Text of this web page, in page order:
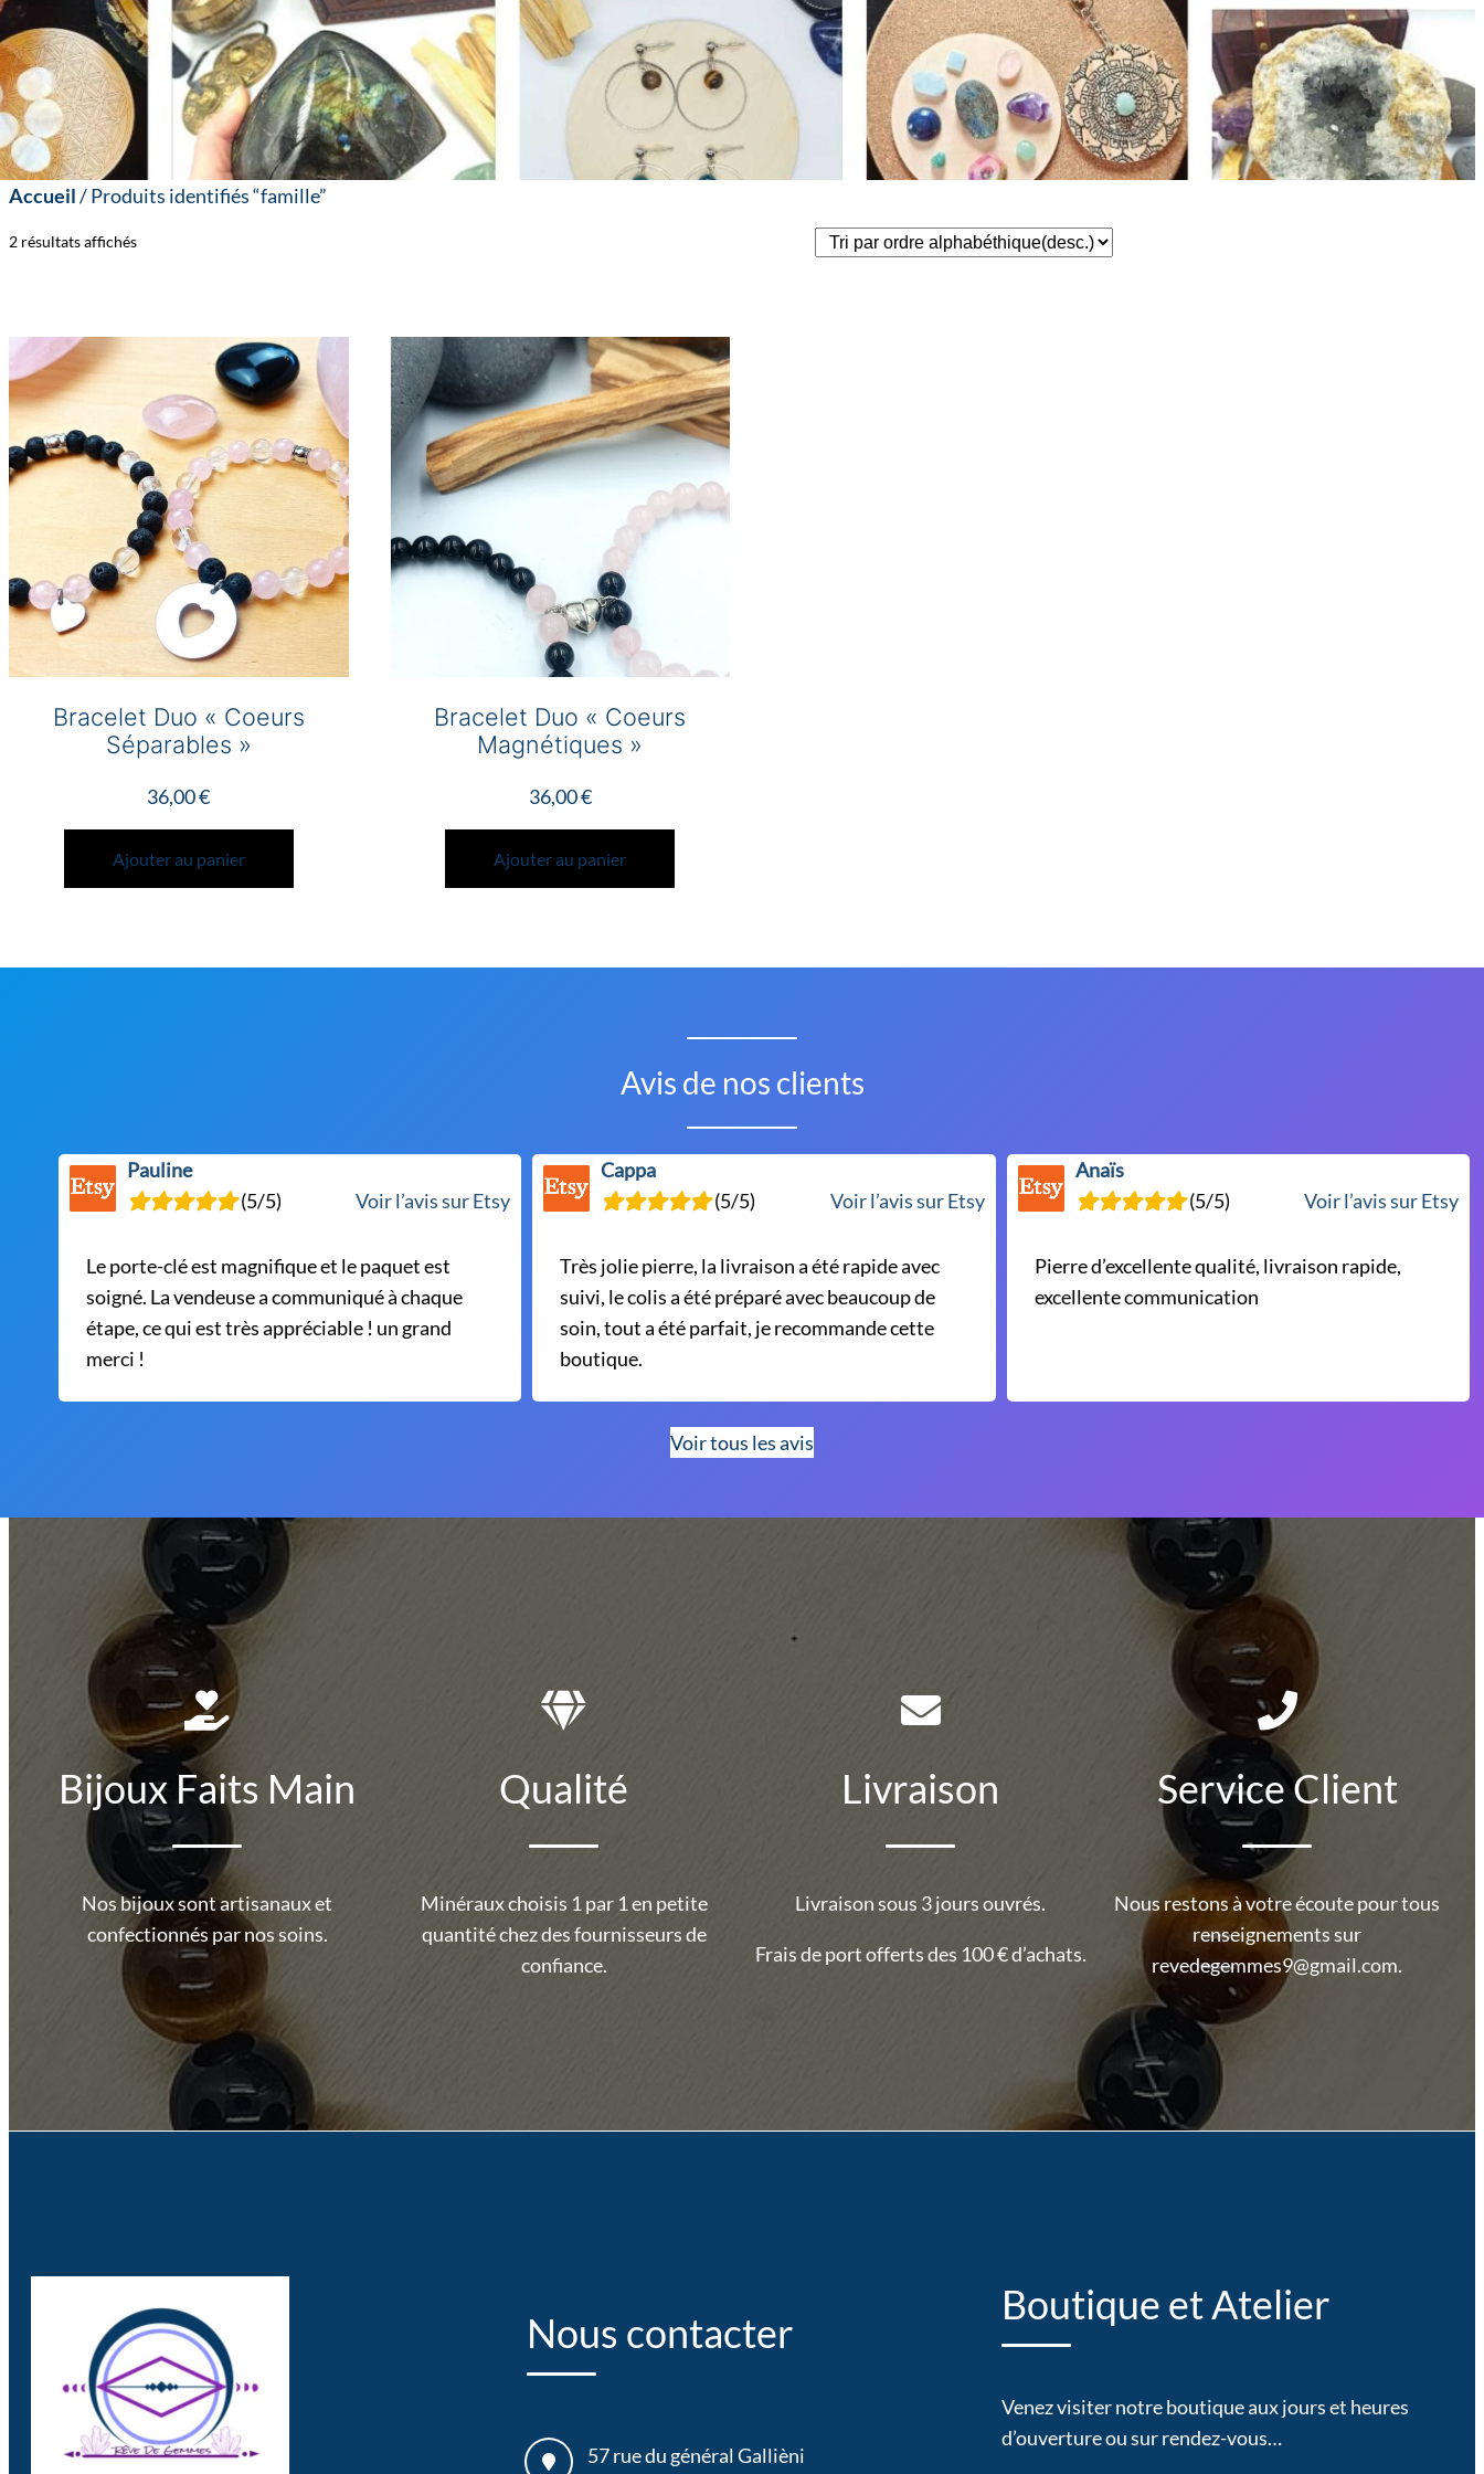
Accueil/ Produits identifiés “famille”
2 résultats affichés
Bracelet Duo « Coeurs
Séparables »
36,00€
Ajouter au panier
Bracelet Duo « Coeurs
Magnétiques »
36,00€
Ajouter au panier
Avis de nos clients
Pauline
(5/5)
Voir l’avis sur Etsy
Le porte-clé est magnifique et le paquet est
soigné. La vendeuse a communiqué à chaque
étape, ce qui est très appréciable ! un grand
merci !
Cappa
(5/5)
Voir l’avis sur Etsy
Très jolie pierre, la livraison a été rapide avec
suivi, le colis a été préparé avec beaucoup de
soin, tout a été parfait, je recommande cette
boutique.
Anaïs
(5/5)
Voir l’avis sur Etsy
Pierre d’excellente qualité, livraison rapide,
excellente communication
Voir tous les avis
Bijoux Faits Main
Nos bijoux sont artisanaux et
confectionnés par nos soins.
Qualité
Minéraux choisis 1 par 1 en petite
quantité chez des fournisseurs de
confiance.
Livraison
Livraison sous 3 jours ouvrés.
Frais de port offerts des 100 € d’achats.
Service Client
Nous restons à votre écoute pour tous
renseignements sur
revedegemmes9@gmail.com.
Nous contacter
57 rue du général Gallièni
Boutique et Atelier
Venez visiter notre boutique aux jours et heures
d’ouverture ou sur rendez-vous…